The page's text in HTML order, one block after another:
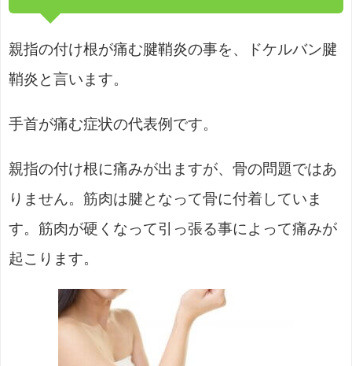
親指の付け根が痛む腱鞘炎の事を、ドケルバン腱
鞘炎と言います。
手首が痛む症状の代表例です。
親指の付け根に痛みが出ますが、骨の問題ではあ
りません。筋肉は腱となって骨に付着していま
す。筋肉が硬くなって引っ張る事によって痛みが
起こります。